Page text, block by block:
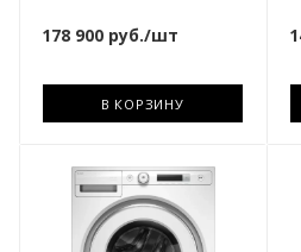
178 900 руб./шт
В КОРЗИНУ